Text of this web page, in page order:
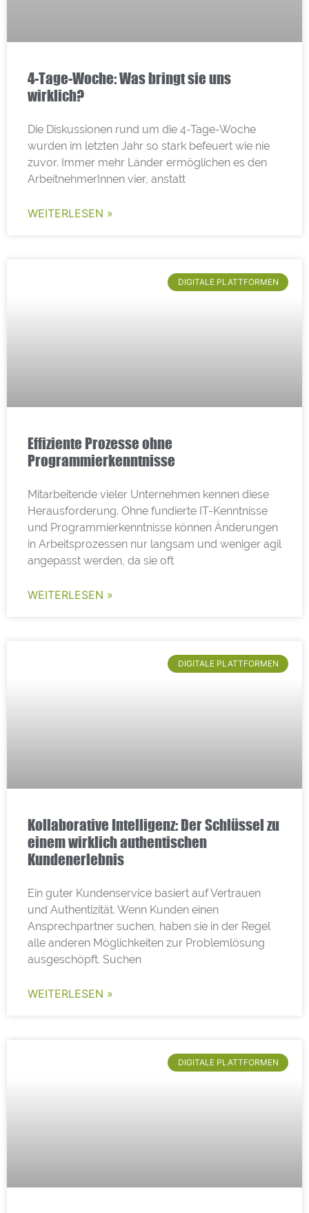
4-Tage-Woche: Was bringt sie uns
wirklich?
Die Diskussionen rund um die 4-Tage-Woche
wurden im letzten Jahr so stark befeuert wie nie
zuvor. Immer mehr Länder ermöglichen es den
ArbeitnehmerInnen vier, anstatt
WEITERLESEN »
DIGITALE PLATTFORMEN
Effiziente Prozesse ohne
Programmierkenntnisse
Mitarbeitende vieler Unternehmen kennen diese
Herausforderung. Ohne fundierte IT-Kenntnisse
und Programmierkenntnisse können Änderungen
in Arbeitsprozessen nur langsam und weniger agil
angepasst werden, da sie oft
WEITERLESEN »
DIGITALE PLATTFORMEN
Kollaborative Intelligenz: Der Schlüssel zu
einem wirklich authentischen
Kundenerlebnis
Ein guter Kundenservice basiert auf Vertrauen
und Authentizität. Wenn Kunden einen
Ansprechpartner suchen, haben sie in der Regel
alle anderen Möglichkeiten zur Problemlösung
ausgeschöpft. Suchen
WEITERLESEN »
DIGITALE PLATTFORMEN